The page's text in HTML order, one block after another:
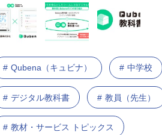
Qubena（キュビナ） 中学校
デジタル教科書 教員（先生）
教材・サービス トピックス